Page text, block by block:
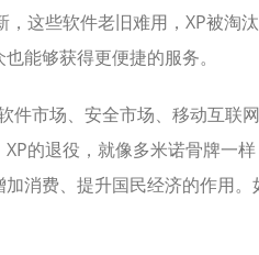
这些软件老旧难用，XP被淘
能够获得更便捷的服务。
件市场、安全市场、移动互联
的退役，就像多米诺骨牌一
消费、提升国民经济的作用